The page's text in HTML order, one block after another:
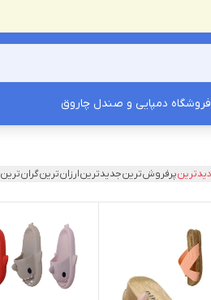
دمپایی و صندل چاروق
پرفروش‌ترینجدیدترینارزان‌ترینگران‌ترین